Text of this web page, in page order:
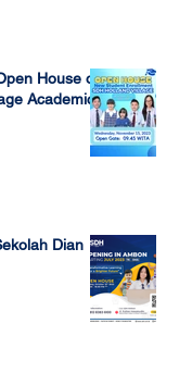
House of
Academic
Dian